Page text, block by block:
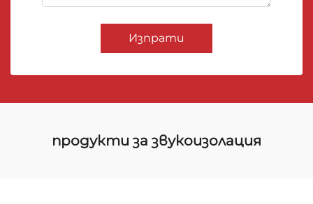
Изпрати
продукти за звукоизолация